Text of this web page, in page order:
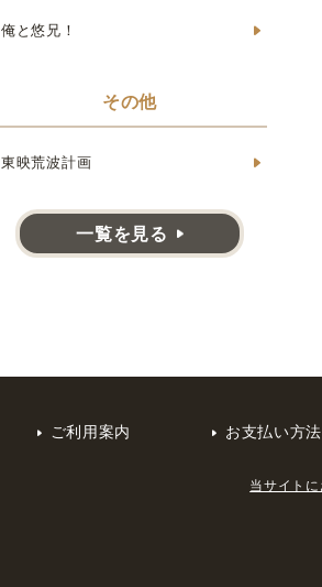
俺と悠兄！
その他
東映荒波計画
一覧を見る
ご利用案内 お支払い方法
当サイト